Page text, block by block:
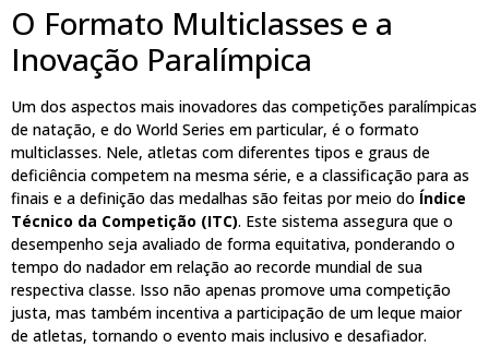
O Formato Multiclasses e a
Inovação Paralímpica
Um dos aspectos mais inovadores das competições paralímpicas
de natação, e do World Series em particular, é o formato
multiclasses. Nele, atletas com diferentes tipos e graus de
deficiência competem na mesma série, e a classificação para as
finais e a definição das medalhas são feitas por meio do Índice
Técnico da Competição (ITC). Este sistema assegura que o
desempenho seja avaliado de forma equitativa, ponderando o
tempo do nadador em relação ao recorde mundial de sua
respectiva classe. Isso não apenas promove uma competição
justa, mas também incentiva a participação de um leque maior
de atletas, tornando o evento mais inclusivo e desafiador.